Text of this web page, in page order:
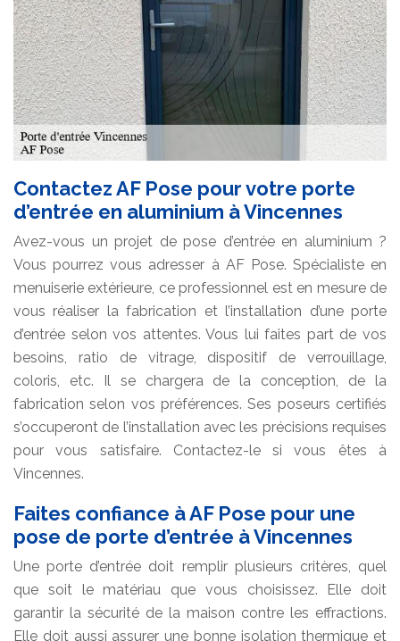
Contactez AF Pose pour votre porte
d’entrée en aluminium à Vincennes
Avez-vous un projet de pose d’entrée en aluminium ?
Vous pourrez vous adresser à AF Pose. Spécialiste en
menuiserie extérieure, ce professionnel est en mesure de
vous réaliser la fabrication et l’installation d’une porte
d’entrée selon vos attentes. Vous lui faites part de vos
besoins, ratio de vitrage, dispositif de verrouillage,
coloris, etc. Il se chargera de la conception, de la
fabrication selon vos préférences. Ses poseurs certifiés
s’occuperont de l’installation avec les précisions requises
pour vous satisfaire. Contactez-le si vous êtes à
Vincennes.
Faites confiance à AF Pose pour une
pose de porte d’entrée à Vincennes
Une porte d’entrée doit remplir plusieurs critères, quel
que soit le matériau que vous choisissez. Elle doit
garantir la sécurité de la maison contre les effractions.
Elle doit aussi assurer une bonne isolation thermique et